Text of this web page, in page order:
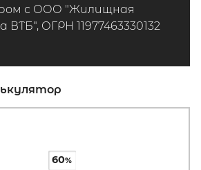
с ООО "Жилищная
ВТБ", ОГРН 11977463330132